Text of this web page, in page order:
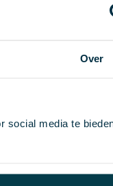
Over
social media te
voor een
tot 10